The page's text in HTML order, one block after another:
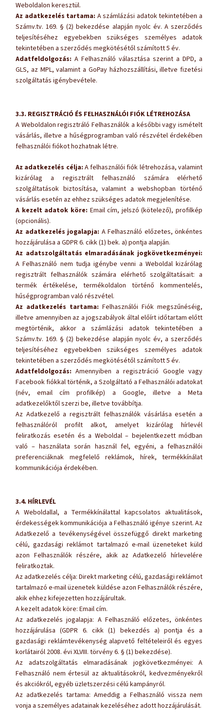
Weboldalon keresztül.
Az adatkezelés tartama: A számlázási adatok tekintetében a
Számv.tv. 169. § (2) bekezdése alapján nyolc év. A szerződés
teljesítéséhez egyebekben szükséges személyes adatok
tekintetében a szerződés megkötésétől számított 5 év.
Adatfeldolgozás: A Felhasználó választása szerint a DPD, a
GLS, az MPL, valamint a GoPay házhozszállítási, illetve fizetési
szolgáltatás igénybevétele.
3.3. REGISZTRÁCIÓ ÉS FELHASZNÁLÓI FIÓK LÉTREHOZÁSA
A Weboldalon regisztráló Felhasználók a későbbi vagy ismételt
vásárlás, illetve a hűségprogramban való részvétel érdekében
felhasználói fiókot hozhatnak létre.
Az adatkezelés célja: A felhasználói fiók létrehozása, valamint
kizárólag a regisztrált felhasználó számára elérhető
szolgáltatások biztosítása, valamint a webshopban történő
vásárlás esetén az ehhez szükséges adatok megjelenítése.
A kezelt adatok köre: Email cím, jelszó (kötelező), profilkép
(opcionális).
Az adatkezelés jogalapja: A Felhasználó előzetes, önkéntes
hozzájárulása a GDPR 6. cikk (1) bek. a) pontja alapján.
Az adatszolgáltatás elmaradásának jogkövetkezményei:
A Felhasználó nem tudja igénybe venni a Weboldal kizárólag
regisztrált felhasználók számára elérhető szolgáltatásait: a
termék értékelése, termékoldalon történő kommentelés,
hűségprogramban való részvétel.
Az adatkezelés tartama: Felhasználói Fiók megszűnéséig,
illetve amennyiben az a jogszabályok által előírt időtartam előtt
megtörténik, akkor a számlázási adatok tekintetében a
Számv.tv. 169. § (2) bekezdése alapján nyolc év, a szerződés
teljesítéséhez egyebekben szükséges személyes adatok
tekintetében a szerződés megkötésétől számított 5 év.
Adatfeldolgozás: Amennyiben a regisztráció Google vagy
Facebook fiókkal történik, a Szolgáltató a Felhasználói adatokat
(név, email cím profilkép) a Google, illetve a Meta
adatkezelőktől szerzi be, illetve továbbítja.
Az Adatkezelő a regisztrált felhasználók vásárlása esetén a
felhasználóról profilt alkot, amelyet kizárólag hírlevél
feliratkozás esetén és a Weboldal – bejelentkezett módban
való – használata során használ fel, egyéni, a felhasználói
preferenciáknak megfelelő reklámok, hírek, termékkínálat
kommunikációja érdekében.
3.4. HÍRLEVÉL
A Weboldallal, a Termékkínálattal kapcsolatos aktualitások,
érdekességek kommunikációja a Felhasználó igénye szerint. Az
Adatkezelő a tevékenységével összefüggő direkt marketing
célú, gazdasági reklámot tartalmazó e-mail üzeneteket küld
azon Felhasználók részére, akik az Adatkezelő hírlevelére
feliratkoztak.
Az adatkezelés célja: Direkt marketing célú, gazdasági reklámot
tartalmazó e-mail üzenetek küldése azon Felhasználók részére,
akik ehhez kifejezetten hozzájárultak.
A kezelt adatok köre: Email cím.
Az adatkezelés jogalapja: A Felhasználó előzetes, önkéntes
hozzájárulása (GDPR 6. cikk (1) bekezdés a) pontja és a
gazdasági reklámtevékenység alapvető feltételeiről és egyes
korlátairól 2008. évi XLVIII. törvény 6. § (1) bekezdése).
Az adatszolgáltatás elmaradásának jogkövetkezményei: A
Felhasználó nem értesül az aktualitásokról, kedvezményekről
és akciókról, egyéb üzletszerzési célú kampányról.
Az adatkezelés tartama: Ameddig a Felhasználó vissza nem
vonja a személyes adatainak kezeléséhez adott hozzájárulását.